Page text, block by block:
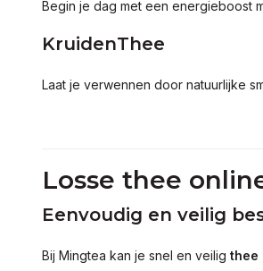
Begin je dag met een energieboost
KruidenThee
Laat je verwennen door natuurlijke
Losse thee
Eenvoudig en veilig
Bij Mingtea kan je snel en veilig thee